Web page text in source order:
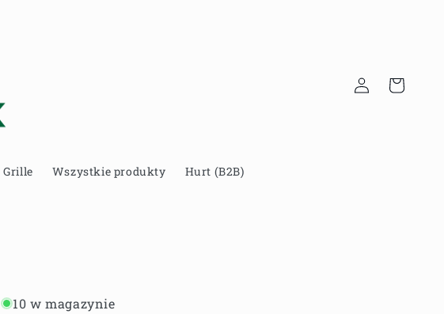
Grille Wszystkie produkty Hurt (B2B)
Zaloguj
się
Koszyk
10 w magazynie